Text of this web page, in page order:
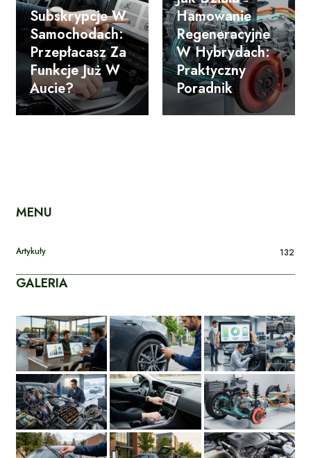
Subskrypcje W
Samochodach:
Przepłacasz Za
Funkcje Już W
Aucie?
Hamowanie
Regeneracyjne
W Hybrydach:
Praktyczny
Poradnik
MENU
Artykuły 132
GALERIA